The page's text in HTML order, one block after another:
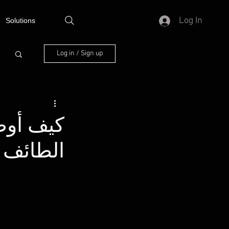
Solutions Log In
Log in / Sign up
كيف